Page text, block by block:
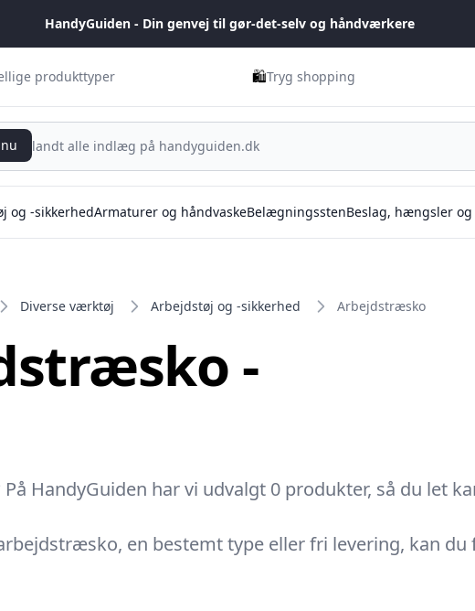
HandyGuiden - Din genvej til gør-det-selv og håndværkere
produkttyper 🛍️Tryg shopping
og -sikkerhedArmaturer og håndvaskeBelægningsstenBeslag, hængsler
Diverse værktøj Arbejdstøj og -sikkerhed Arbejdstræsko
-
HandyGuiden har vi udvalgt 0 produkter, så du let
en bestemt type eller fri levering, kan du